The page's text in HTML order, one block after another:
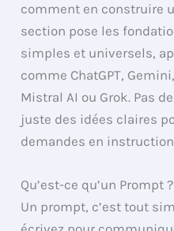
comment en construire
section pose les
simples et universels,
comme ChatGPT,
Mistral AI ou Grok. Pas
juste des idées claires
demandes en
Qu’est-ce qu’un Prompt ?
Un prompt, c’est tout